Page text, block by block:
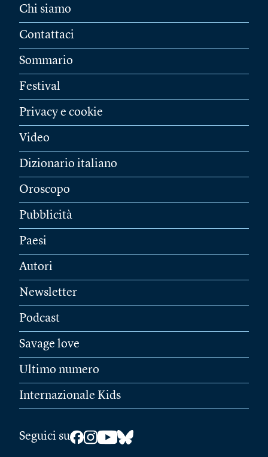
Chi siamo
Contattaci
Sommario
Festival
Privacy e cookie
Video
Dizionario italiano
Oroscopo
Pubblicità
Paesi
Autori
Newsletter
Podcast
Savage love
Ultimo numero
Internazionale Kids
Seguici su